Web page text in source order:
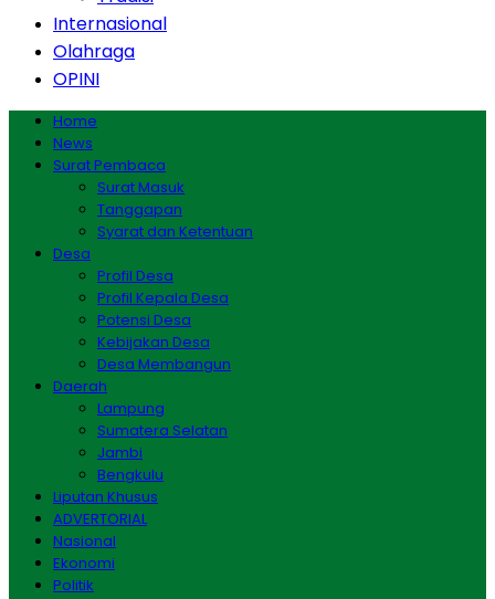
Internasional
Olahraga
OPINI
Home
News
Surat Pembaca
Surat Masuk
Tanggapan
Syarat dan Ketentuan
Desa
Profil Desa
Profil Kepala Desa
Potensi Desa
Kebijakan Desa
Desa Membangun
Daerah
Lampung
Sumatera Selatan
Jambi
Bengkulu
Liputan Khusus
ADVERTORIAL
Nasional
Ekonomi
Politik